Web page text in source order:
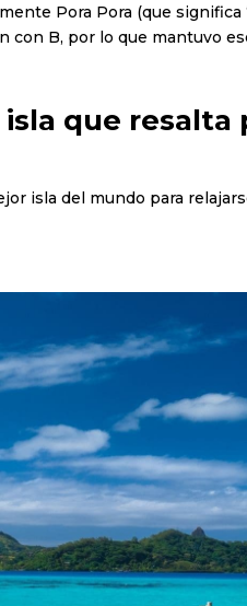
Pora Pora (que
con B, por lo que mantuvo
que resalta
isla del mundo para